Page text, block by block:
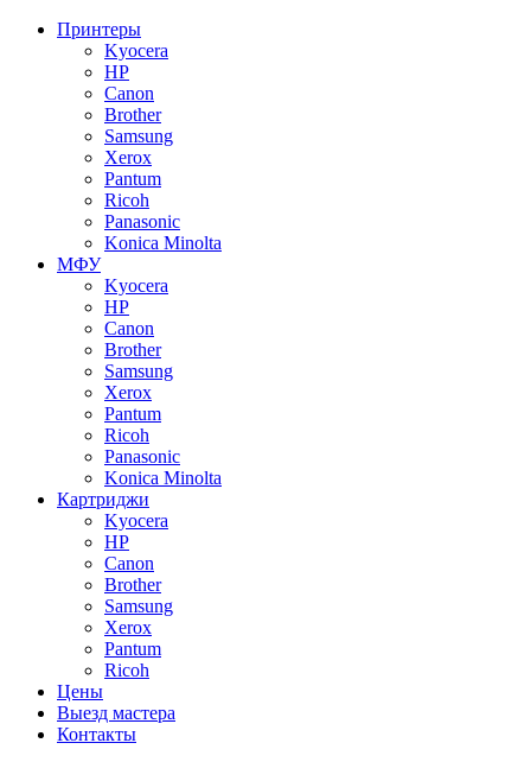
Принтеры
Kyocera
HP
Canon
Brother
Samsung
Xerox
Pantum
Ricoh
Panasonic
Konica Minolta
МФУ
Kyocera
HP
Canon
Brother
Samsung
Xerox
Pantum
Ricoh
Panasonic
Konica Minolta
Картриджи
Kyocera
HP
Canon
Brother
Samsung
Xerox
Pantum
Ricoh
Цены
Выезд мастера
Контакты